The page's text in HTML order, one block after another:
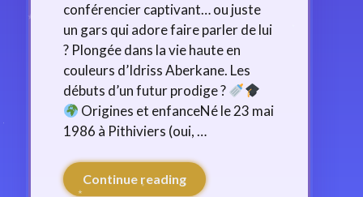
conférencier captivant… ou juste
un gars qui adore faire parler de lui
? Plongée dans la vie haute en
couleurs d’Idriss Aberkane. Les
débuts d’un futur prodige ?
Origines et enfanceNé le 23 mai
1986 à Pithiviers (oui, …
Continue reading